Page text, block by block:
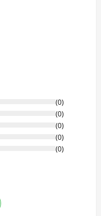
(0)
(0)
(0)
(0)
(0)